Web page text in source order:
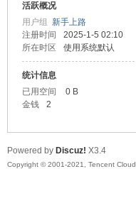
活跃概况
用户组 新手上路
注册时间
2025-1-5 02:10
所在时区
使用系统默认
统计信息
已用空间
0 B
金钱
2
Powered by Discuz! X3.4
Copyright © 2001-2021, Tencent Cloud.